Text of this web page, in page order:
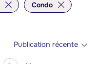
Condo
Publication récente